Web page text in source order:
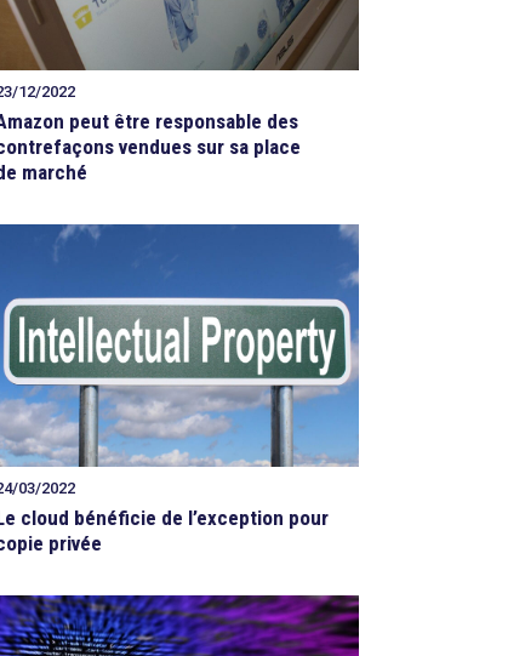
12/2022
peut être responsable des
vendues sur sa place
marché
03/2022
cloud bénéficie de l’exception pour
privée